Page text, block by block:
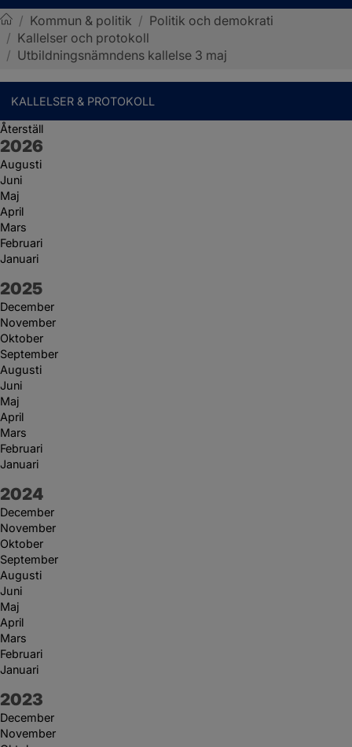
Sotenäs kommun
/ Kommun & politik / Politik och demokrati
/ Kallelser och protokoll
/ Utbildningsnämndens kallelse 3 maj
KALLELSER & PROTOKOLL
Återställ
År:
2026
Augusti
Juni
Maj
April
Mars
Februari
Januari
År:
2025
December
November
Oktober
September
Augusti
Juni
Maj
April
Mars
Februari
Januari
År:
2024
December
November
Oktober
September
Augusti
Juni
Maj
April
Mars
Februari
Januari
År:
2023
December
November